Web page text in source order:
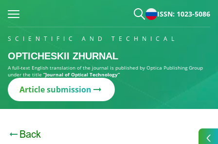
ISSN: 1023-5086
SCIENTIFIC AND TECHNICAL
OPTICHESKII ZHURNAL
A full-text English translation of the journal is published by Optica Publishing Group
under the title “Journal of Optical Technology”
Article submission
Back